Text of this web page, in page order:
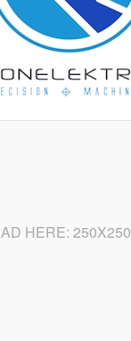
AD HERE: 250X250